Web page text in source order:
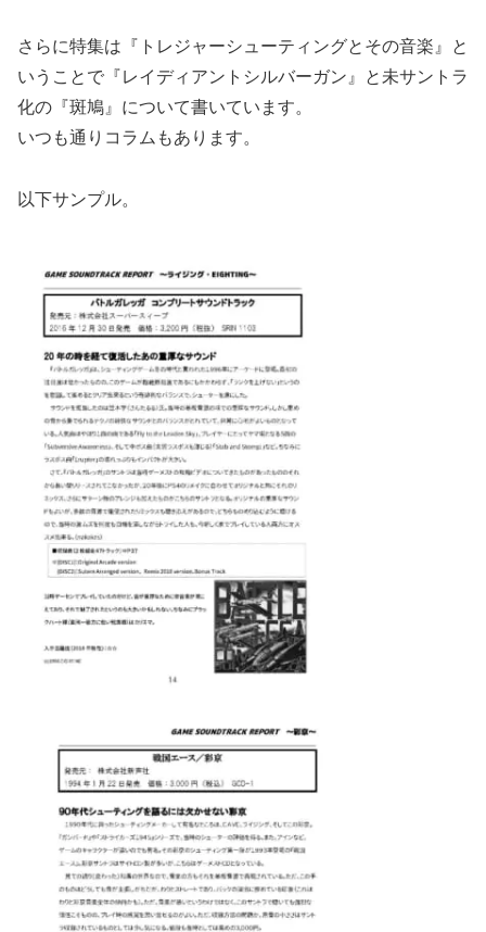
さらに特集は『トレジャーシューティングとその音楽』と
いうことで『レイディアントシルバーガン』と未サントラ
化の『斑鳩』について書いています。
いつも通りコラムもあります。
以下サンプル。